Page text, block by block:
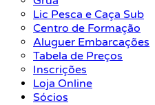
Lic Pesca e Caça Sub
Centro de Formação
Aluguer Embarcações
Tabela de Preços
Inscrições
Loja Online
Sócios